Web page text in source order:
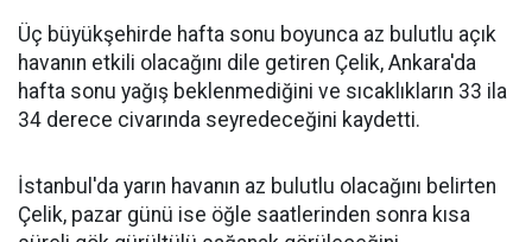
Üç büyükşehirde hafta sonu boyunca az bulutlu açık
havanın etkili olacağını dile getiren Çelik, Ankara'da
hafta sonu yağış beklenmediğini ve sıcaklıkların 33 ila
34 derece civarında seyredeceğini kaydetti.
İstanbul'da yarın havanın az bulutlu olacağını belirten
Çelik, pazar günü ise öğle saatlerinden sonra kısa